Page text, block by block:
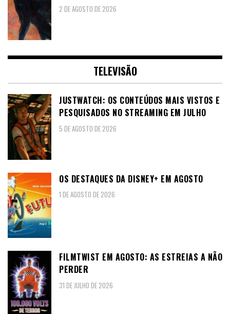
2 DE AGOSTO DE 2026
TELEVISÃO
JUSTWATCH: OS CONTEÚDOS MAIS VISTOS E
PESQUISADOS NO STREAMING EM JULHO
5 DE AGOSTO DE 2026
OS DESTAQUES DA DISNEY+ EM AGOSTO
1 DE AGOSTO DE 2026
FILMTWIST EM AGOSTO: AS ESTREIAS A NÃO
PERDER
31 DE JULHO DE 2026